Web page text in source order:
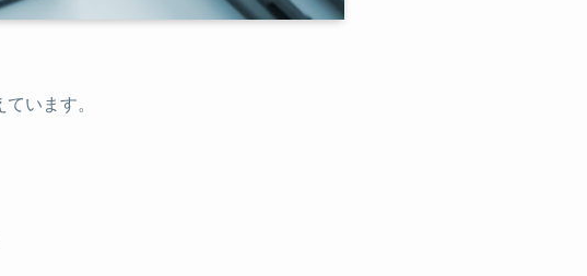
います。